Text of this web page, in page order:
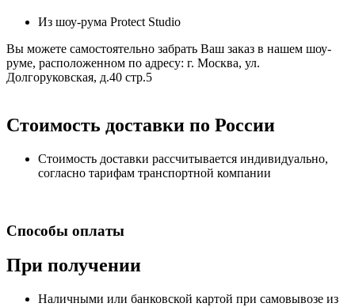
Из шоу-рума Protect Studio
Вы можете самостоятельно забрать Ваш заказ в нашем шоу-
руме, расположенном по адресу: г. Москва, ул.
Долгоруковская, д.40 стр.5
Стоимость доставки по России
Стоимость доставки рассчитывается индивидуально,
согласно тарифам транспортной компании
Способы оплаты
При получении
Наличными или банковской картой при самовывозе из